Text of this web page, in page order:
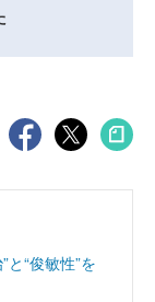
“俊敏性”を